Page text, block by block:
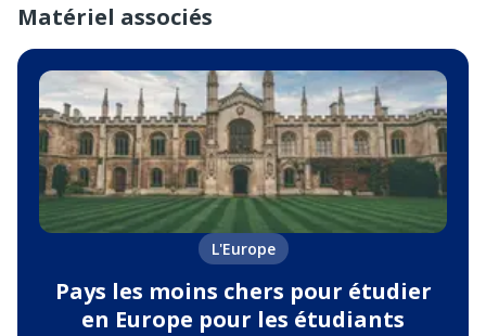
Matériel associés
L'Europe
Pays les moins chers pour étudier
en Europe pour les étudiants